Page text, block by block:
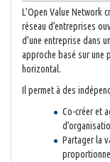
L’Open Value Network
réseau d’entreprises
d’une entreprise dans
approche basé sur une
horizontal.
Il permet à des
Co-créer et
Partager la